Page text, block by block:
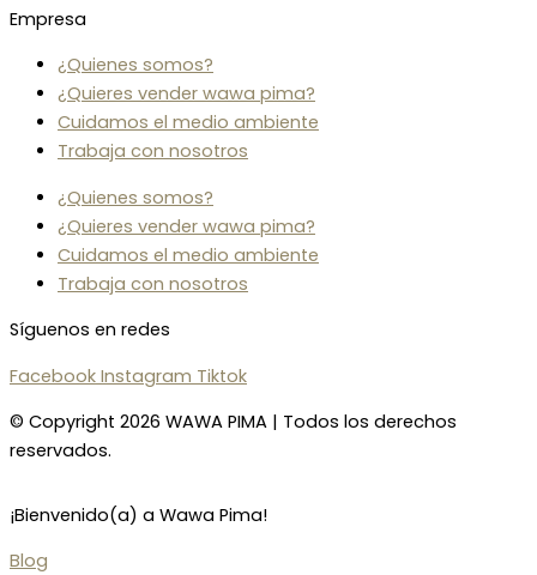
Empresa
¿Quienes somos?
¿Quieres vender wawa pima?
Cuidamos el medio ambiente
Trabaja con nosotros
¿Quienes somos?
¿Quieres vender wawa pima?
Cuidamos el medio ambiente
Trabaja con nosotros
Síguenos en redes
Facebook Instagram Tiktok
© Copyright 2026 WAWA PIMA | Todos los derechos
reservados.
¡Bienvenido(a) a Wawa Pima!
Blog